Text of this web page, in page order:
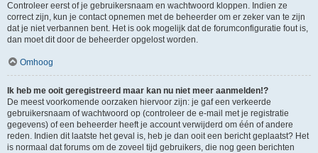
Controleer eerst of je gebruikersnaam en wachtwoord kloppen. Indien ze
correct zijn, kun je contact opnemen met de beheerder om er zeker van te zijn
dat je niet verbannen bent. Het is ook mogelijk dat de forumconfiguratie fout is,
dan moet dit door de beheerder opgelost worden.
Omhoog
Ik heb me ooit geregistreerd maar kan nu niet meer aanmelden!?
De meest voorkomende oorzaken hiervoor zijn: je gaf een verkeerde
gebruikersnaam of wachtwoord op (controleer de e-mail met je registratie
gegevens) of een beheerder heeft je account verwijderd om één of andere
reden. Indien dit laatste het geval is, heb je dan ooit een bericht geplaatst? Het
is normaal dat forums om de zoveel tijd gebruikers, die nog geen berichten